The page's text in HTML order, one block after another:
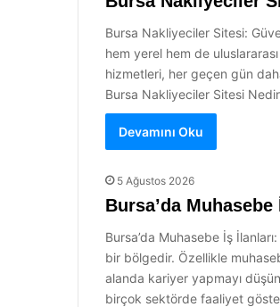
Bursa Nakliyeciler Sitesi:
hem yerel hem de
hizmetleri, her geçen gün
Bursa Nakliyeciler Sitesi
Devamını Oku
5 Ağustos 2026
Bursa’da Muhasebe
Bursa’da Muhasebe İş
bir bölgedir. Özellikle
alanda kariyer yapmayı
birçok sektörde faaliyet